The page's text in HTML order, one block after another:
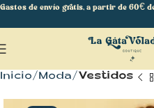
Inicio Moda Vestidos
Gastos de envío gratis, a partir de 60€